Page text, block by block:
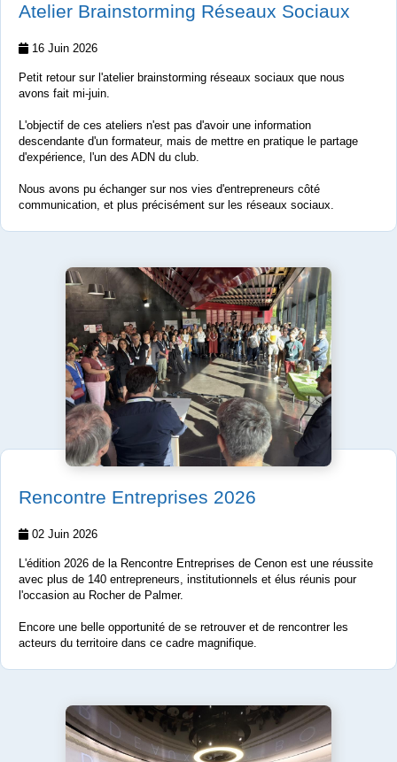
Atelier Brainstorming Réseaux Sociaux
16 Juin 2026
Petit retour sur l'atelier brainstorming réseaux sociaux que nous
avons fait mi-juin.
L'objectif de ces ateliers n'est pas d'avoir une information
descendante d'un formateur, mais de mettre en pratique le partage
d'expérience, l'un des ADN du club.
Nous avons pu échanger sur nos vies d'entrepreneurs côté
communication, et plus précisément sur les réseaux sociaux.
Rencontre Entreprises 2026
02 Juin 2026
L'édition 2026 de la Rencontre Entreprises de Cenon est une réussite
avec plus de 140 entrepreneurs, institutionnels et élus réunis pour
l'occasion au Rocher de Palmer.
Encore une belle opportunité de se retrouver et de rencontrer les
acteurs du territoire dans ce cadre magnifique.